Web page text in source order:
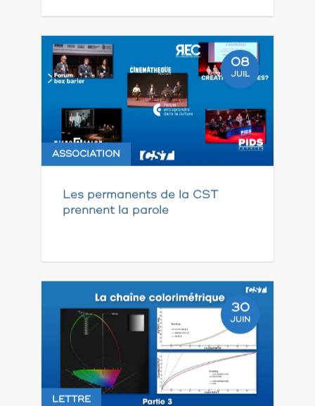
08
JUIL
ASSOCIATION
Les permanents de la CST
prennent la parole
30
JUIN
LETTRE